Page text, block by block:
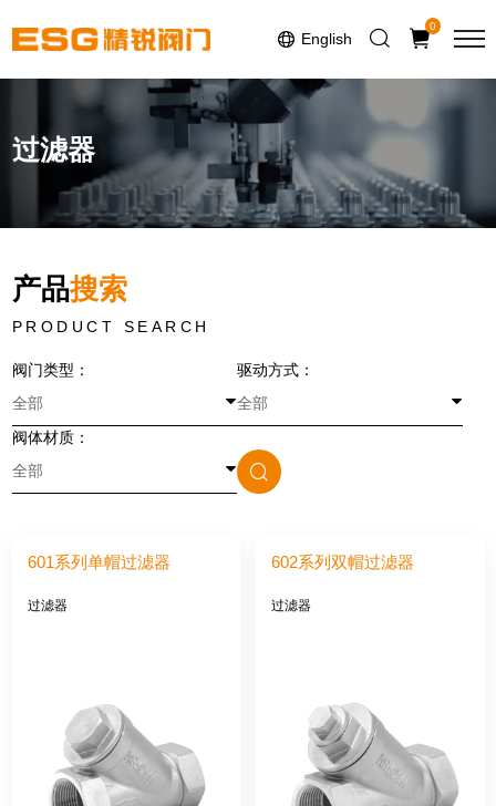
English
0
过滤器
产品搜索
PRODUCT SEARCH
阀门类型： 驱动方式：
阀体材质：
601系列单帽过滤器
过滤器
602系列双帽过滤器
过滤器